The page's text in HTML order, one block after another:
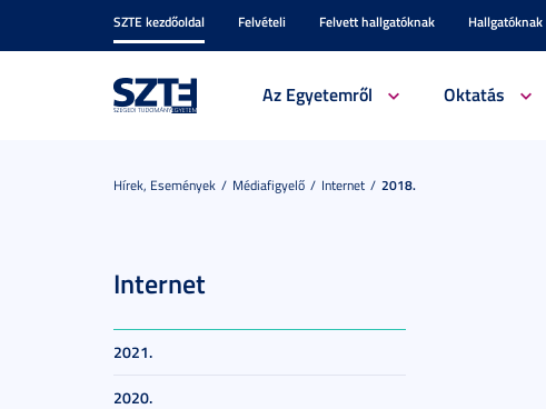
SZTE kezdőoldal Felvételi Felvett hallgatóknak Hallgatóknak
Az Egyetemről Oktatás
Hírek, Események Médiafigyelő Internet 2018.
Internet
2021.
2020.